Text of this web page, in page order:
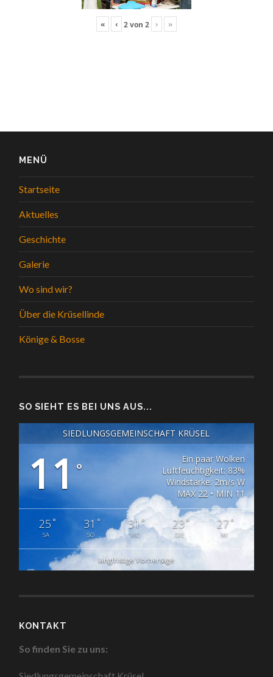
« ‹ 2von 2 › »
MENÜ
Startseite
Aktuelles
Geschichte
Galerie
Wo sind wir?
Über die Krüsellinde
Könige & Bosse
SO SIEHT ES BEI UNS AUS...
SIEDLUNGSGEMEINSCHAFT KRÜSEL
11°
Ein paar Wolken
Luftfeuchtigkeit: 83%
Windstärke: 2m/s W
MAX 22 • MIN 11
25°
SA
31 °
SO
31°
MO
23°
DIE
27°
MI
langfristige Vorhersage
KONTAKT
So finden Sie zu uns: